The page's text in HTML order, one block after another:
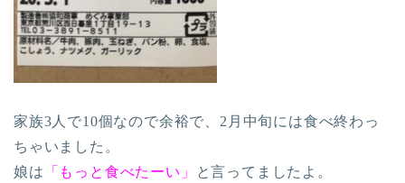
家族3人で10個なので余裕で、2月中旬には食べ終わっ
ちゃいました。
娘は 「もっと食べたーい」 と言ってましたよ。